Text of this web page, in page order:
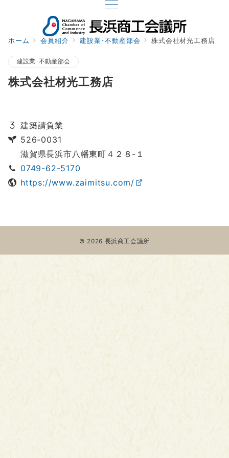
ホーム 会員紹介 建設業･不動産部会 株式会社材光工務店
建設業･不動産部会
株式会社材光工務店
建築請負業
526-0031
滋賀県長浜市八幡東町４２８-１
0749-62-5170
https://www.zaimitsu.com/
© 2026 長浜商工会議所